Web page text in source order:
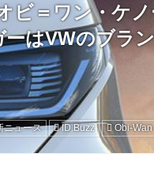
オビ＝ワン・
はVWのブラ
ニュース ID.Buzz Obi-